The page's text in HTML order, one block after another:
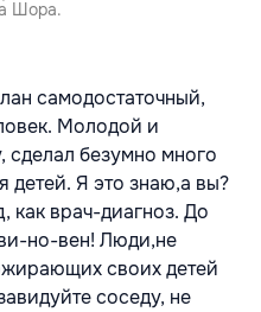
Шора.
самодостаточный,
Молодой и
сделал безумно много
детей. Я это знаю,а вы?
как врач-диагноз. До
но-вен! Люди,не
своих детей
соседу, не